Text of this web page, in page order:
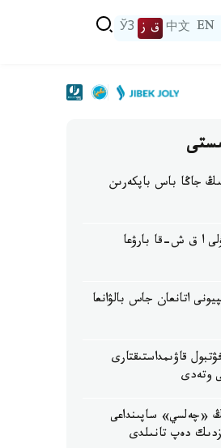
EN
中文 ق ز ЎЗ
جاڭا باس باپكەرىن
ا ق ش-قا بارۋعا
اتانعان جاس بالۋانعا
قاۋىمداستىقتارى
وتەدى
«چەلسي» ساپىنداعى
دەپ تانىلدى